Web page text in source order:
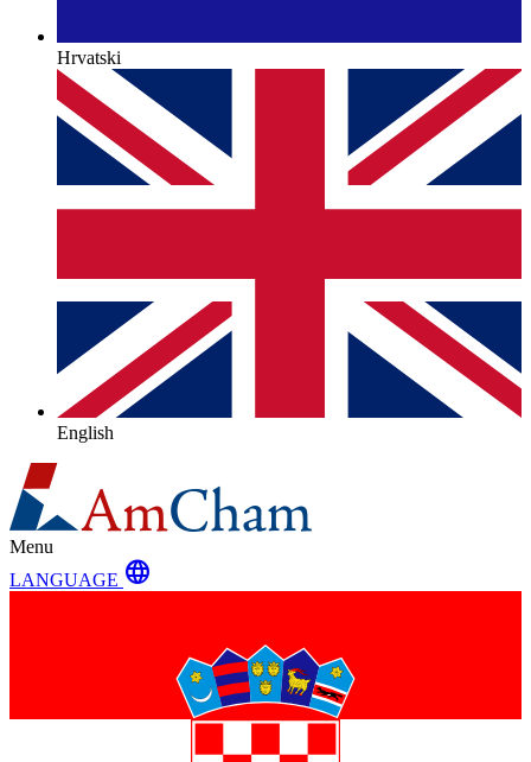
Hrvatski
English
Menu
LANGUAGE language